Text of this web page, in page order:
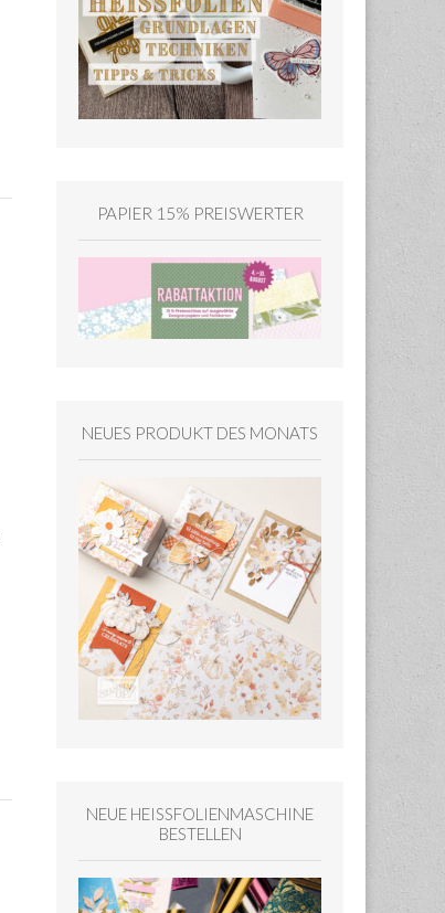
PAPIER 15% PREISWERTER
NEUES PRODUKT DES MONATS
NEUE HEISSFOLIENMASCHINE
BESTELLEN